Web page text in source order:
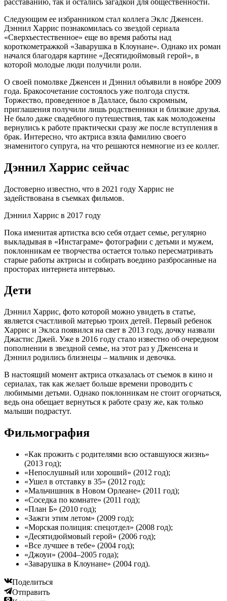
Следующим ее избранником стал коллега Эклс Дженсен.
Дэннил Харрис познакомилась со звездой сериала
«Сверхъестественное» еще во время работы над
короткометражкой «Заварушка в Клоунане». Однако их роман
начался благодаря картине «Десятидюймовый герой», в
которой молодые люди получили роли.
О своей помолвке Дженсен и Дэннил объявили в ноябре 2009
года. Бракосочетание состоялось уже полгода спустя.
Торжество, проведенное в Далласе, было скромным,
приглашения получили лишь родственники и близкие друзья.
Не было даже свадебного путешествия, так как молодожены
вернулись к работе практически сразу же после вступления в
брак. Интересно, что актриса взяла фамилию своего
знаменитого супруга, на что решаются немногие из ее коллег.
Дэннил Харрис сейчас
Достоверно известно, что в 2021 году Харрис не
задействована в съемках фильмов.
Дэннил Харрис в 2017 году
Пока именитая артистка всю себя отдает семье, регулярно
выкладывая в «Инстаграме» фотографии с детьми и мужем,
поклонникам ее творчества остается только пересматривать
старые работы актрисы и собирать воедино разбросанные на
просторах интернета интервью.
Дети
Дэннил Харрис, фото которой можно увидеть в статье,
является счастливой матерью троих детей. Первый ребенок
Харрис и Эклса появился на свет в 2013 году, дочку назвали
Джастис Джей. Уже в 2016 году стало известно об очередном
пополнении в звездной семье, на этот раз у Дженсена и
Дэннил родились близнецы – мальчик и девочка.
В настоящий момент актриса отказалась от съемок в кино и
сериалах, так как желает больше времени проводить с
любимыми детьми. Однако поклонникам не стоит огорчаться,
ведь она обещает вернуться к работе сразу же, как только
малыши подрастут.
Фильмография
«Как прожить с родителями всю оставшуюся жизнь»
(2013 год);
«Непослушный или хороший» (2012 год);
«Ушел в отставку в 35» (2012 год);
«Мальчишник в Новом Орлеане» (2011 год);
«Соседка по комнате» (2011 год);
«План Б» (2010 год);
«Зажги этим летом» (2009 год);
«Морская полиция: спецотдел» (2008 год);
«Десятидюймовый герой» (2006 год);
«Все лучшее в тебе» (2004 год);
«Джоуи» (2004–2005 года);
«Заварушка в Клоунане» (2004 год).
Поделиться
Отправить